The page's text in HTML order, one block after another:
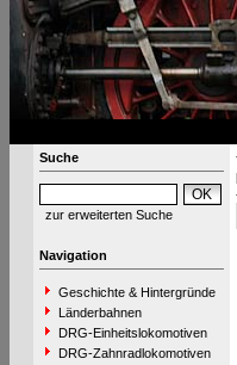
Suche
zur erweiterten Suche
Navigation
Geschichte & Hintergründe
Länderbahnen
DRG-Einheitslokomotiven
DRG-Zahnradlokomotiven